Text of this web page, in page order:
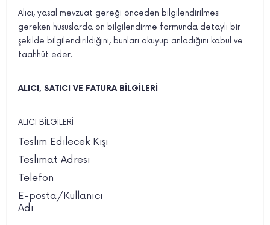
Alıcı, yasal mevzuat gereği önceden bilgilendirilmesi
gereken hususlarda ön bilgilendirme formunda detaylı bir
şekilde bilgilendirildiğini, bunları okuyup anladığını kabul ve
taahhüt eder.
ALICI, SATICI VE FATURA BİLGİLERİ
ALICI BİLGİLERİ
Teslim Edilecek Kişi
Teslimat Adresi
Telefon
E-posta/Kullanıcı
Adı